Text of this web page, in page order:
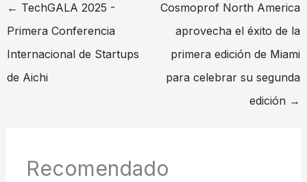
← TechGALA 2025 -
Primera Conferencia
Internacional de Startups
de Aichi
Cosmoprof North America
aprovecha el éxito de la
primera edición de Miami
para celebrar su segunda
edición →
Recomendado